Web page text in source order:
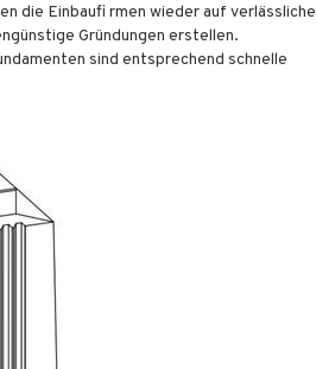
die Einbaufi rmen wieder auf verlässliche
Gründungen erstellen.
sind entsprechend schnelle